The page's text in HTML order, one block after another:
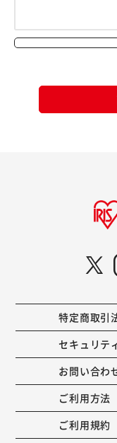
特定商取引
セキュリテ
お問い合わ
ご利用方法
ご利用規約